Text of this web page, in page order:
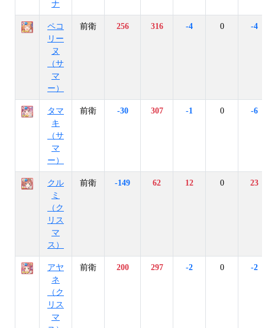
ナ
ペコ
リー
ヌ
（サ
マ
ー）
前衛 256 316 -4 0 -4
タマ
キ
（サ
マ
ー）
前衛 -30 307 -1 0 -6
クル
ミ
（ク
リス
マ
ス）
前衛 -149 62 12 0 23
アヤ
ネ
（ク
リス
マ
前衛 200 297 -2 0 -2